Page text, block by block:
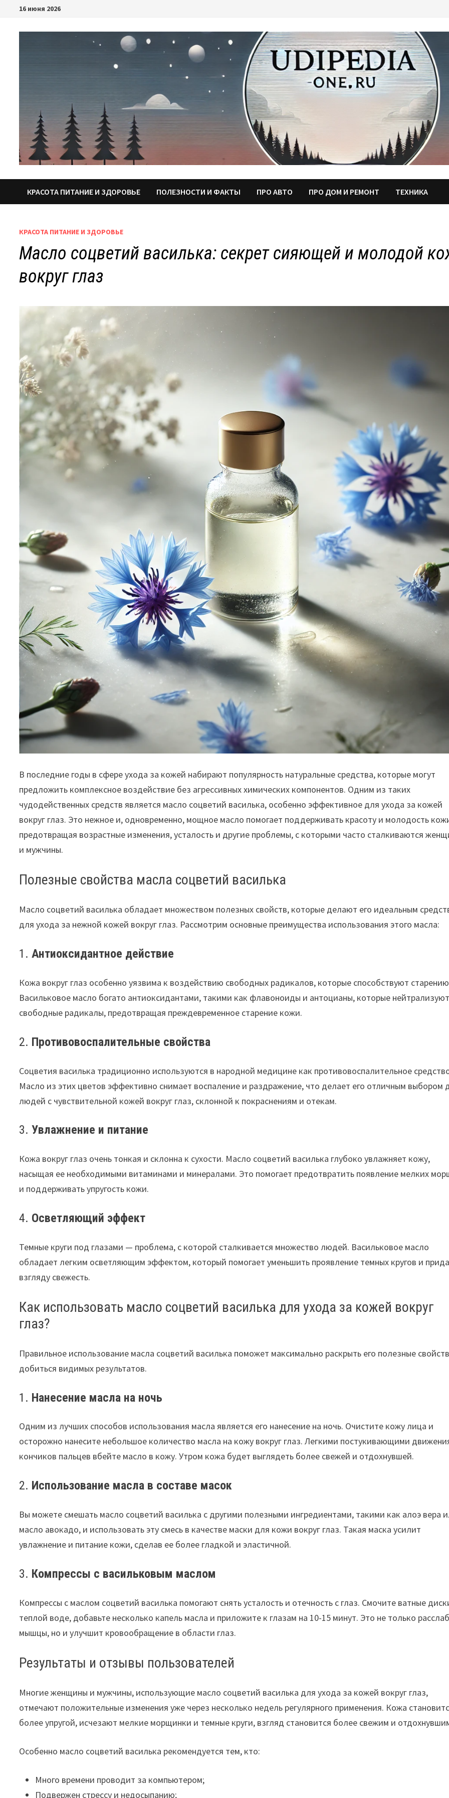
Перейти
содержимому
16 июня 2026
КРАСОТА ПИТАНИЕ И ЗДОРОВЬЕ ПОЛЕЗНОСТИ И ФАКТЫ ПРО АВТО ПРО ДОМ И РЕМОНТ ТЕХНИКА
КРАСОТА ПИТАНИЕ И ЗДОРОВЬЕ
Масло соцветий василька: секрет сияющей и молодой
вокруг глаз
В последние годы в сфере ухода за кожей набирают популярность натуральные средства, которые могут
предложить комплексное воздействие без агрессивных химических компонентов. Одним из таких
чудодейственных средств является масло соцветий василька, особенно эффективное для ухода за кожей
вокруг глаз. Это нежное и, одновременно, мощное масло помогает поддерживать красоту и молодость
предотвращая возрастные изменения, усталость и другие проблемы, с которыми часто сталкиваются
и мужчины.
Полезные свойства масла соцветий василька
Масло соцветий василька обладает множеством полезных свойств, которые делают его идеальным
для ухода за нежной кожей вокруг глаз. Рассмотрим основные преимущества использования этого масла:
1.Антиоксидантное действие
Кожа вокруг глаз особенно уязвима к воздействию свободных радикалов, которые способствуют
Васильковое масло богато антиоксидантами, такими как флавоноиды и антоцианы, которые нейтрализуют
свободные радикалы, предотвращая преждевременное старение кожи.
2. Противовоспалительные свойства
Соцветия василька традиционно используются в народной медицине как противовоспалительное
Масло из этих цветов эффективно снимает воспаление и раздражение, что делает его отличным выбором
людей с чувствительной кожей вокруг глаз, склонной к покраснениям и отекам.
3.Увлажнение и питание
Кожа вокруг глаз очень тонкая и склонна к сухости. Масло соцветий василька глубоко увлажняет кожу,
насыщая ее необходимыми витаминами и минералами. Это помогает предотвратить появление мелких
и поддерживать упругость кожи.
4. Осветляющий эффект
Темные круги под глазами — проблема, с которой сталкивается множество людей. Васильковое масло
обладает легким осветляющим эффектом, который помогает уменьшить проявление темных кругов и
взгляду свежесть.
Как использовать масло соцветий василька для ухода за кожей вокруг
глаз?
Правильное использование масла соцветий василька поможет максимально раскрыть его полезные
добиться видимых результатов.
1. Нанесение масла на ночь
Одним из лучших способов использования масла является его нанесение на ночь. Очистите кожу лица и
осторожно нанесите небольшое количество масла на кожу вокруг глаз. Легкими постукивающими
кончиков пальцев вбейте масло в кожу. Утром кожа будет выглядеть более свежей и отдохнувшей.
2. Использование масла в составе масок
Вы можете смешать масло соцветий василька с другими полезными ингредиентами, такими как алоэ вера
масло авокадо, и использовать эту смесь в качестве маски для кожи вокруг глаз. Такая маска усилит
увлажнение и питание кожи, сделав ее более гладкой и эластичной.
3. Компрессы с васильковым маслом
Компрессы с маслом соцветий василька помогают снять усталость и отечность с глаз. Смочите ватные
теплой воде, добавьте несколько капель масла и приложите к глазам на 10-15 минут. Это не только
мышцы, но и улучшит кровообращение в области глаз.
Результаты и отзывы пользователей
Многие женщины и мужчины, использующие масло соцветий василька для ухода за кожей вокруг глаз,
отмечают положительные изменения уже через несколько недель регулярного применения. Кожа
более упругой, исчезают мелкие морщинки и темные круги, взгляд становится более свежим и
Особенно масло соцветий василька рекомендуется тем, кто:
Много времени проводит за компьютером;
Подвержен стрессу и недосыпанию;